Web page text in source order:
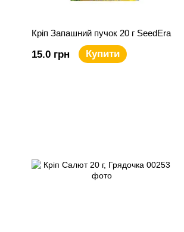
Кріп Запашний пучок 20 г SeedEra
15.0 грн Купити